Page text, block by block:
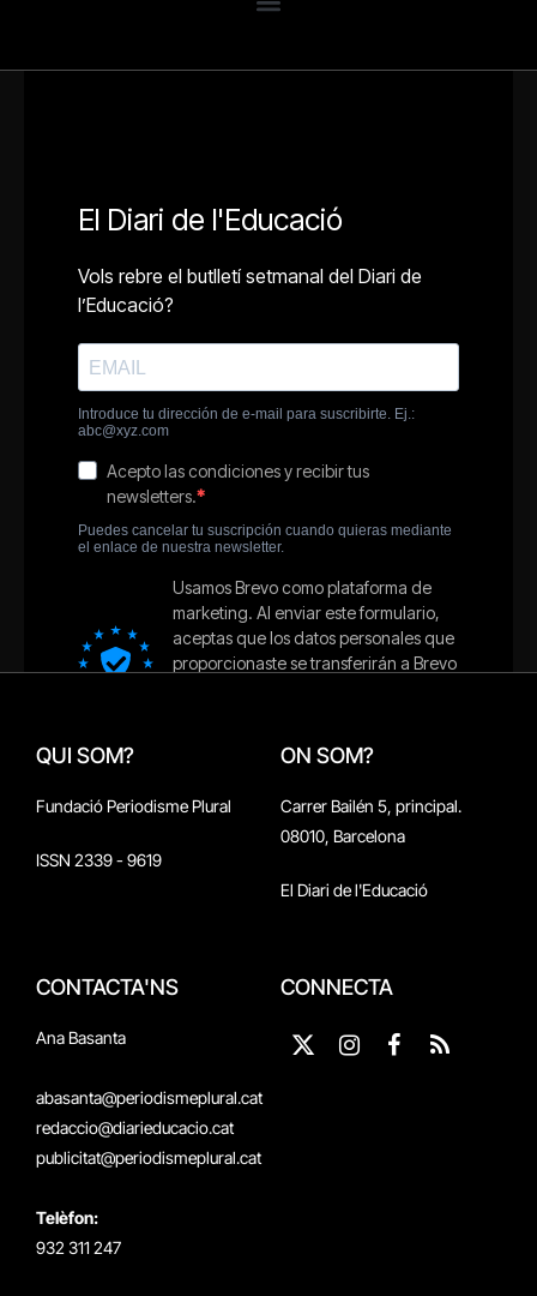
QUI SOM?
Fundació Periodisme Plural
ISSN 2339 - 9619
ON SOM?
Carrer Bailén 5, principal.
08010, Barcelona
El Diari de l'Educació
CONTACTA'NS
Ana Basanta
abasanta@periodismeplural.cat
redaccio@diarieducacio.cat
publicitat@periodismeplural.cat
Telèfon:
932 311 247
CONNECTA
X
Instagram
Facebook
RSS